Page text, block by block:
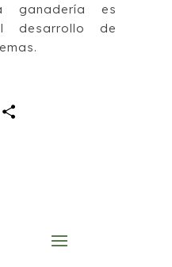
ganadería es
desarrollo de
Email